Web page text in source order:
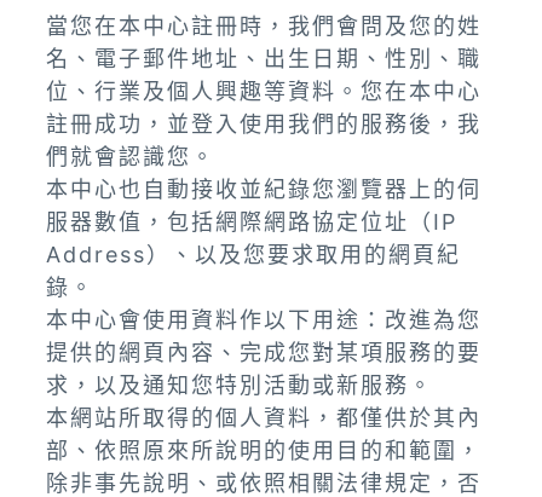
當您在本中心註冊時，我們會問及您的姓
名、電子郵件地址、出生日期、性別、職
位、行業及個人興趣等資料。您在本中心
註冊成功，並登入使用我們的服務後，我
們就會認識您。
本中心也自動接收並紀錄您瀏覽器上的伺
服器數值，包括網際網路協定位址（IP
Address）、以及您要求取用的網頁紀
錄。
本中心會使用資料作以下用途：改進為您
提供的網頁內容、完成您對某項服務的要
求，以及通知您特別活動或新服務。
本網站所取得的個人資料，都僅供於其內
部、依照原來所說明的使用目的和範圍，
除非事先說明、或依照相關法律規定，否